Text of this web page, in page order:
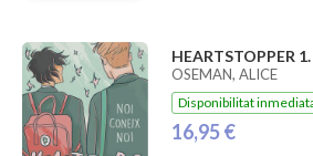
HEARTSTOPPER
OSEMAN, ALICE
Disponibilitat
16,95 €